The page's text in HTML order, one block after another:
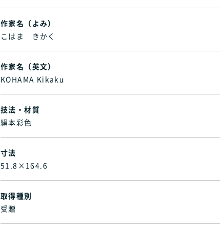
作家名（よみ）
こはま きかく
作家名（英文）
KOHAMA Kikaku
技法・材質
絹本彩色
寸法
51.8×164.6
取得種別
受贈